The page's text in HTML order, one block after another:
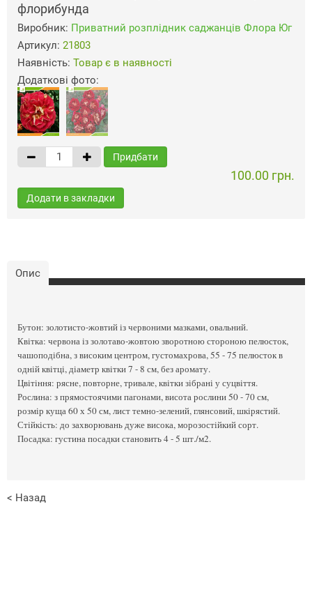
флорибунда
Виробник: Приватний розплідник саджанців Флора Юг
Артикул: 21803
Наявність: Товар є в наявності
Додаткові фото:
Придбати
100.00 грн.
Додати в закладки
Опис
Бутон: золотисто-жовтий із червоними мазками, овальний.
Квітка: червона із золотаво-жовтою зворотною стороною пелюсток,
чашоподібна, з високим центром, густомахрова, 55 - 75 пелюсток в
одній квітці, діаметр квітки 7 - 8 см, без аромату.
Цвітіння: рясне, повторне, тривале, квітки зібрані у суцвіття.
Рослина: з прямостоячими пагонами, висота рослини 50 - 70 см,
розмір куща 60 х 50 см, лист темно-зелений, глянсовий, шкірястий.
Стійкість: до захворювань дуже висока, морозостійкий сорт.
Посадка: густина посадки становить 4 - 5 шт./м2.
< Назад